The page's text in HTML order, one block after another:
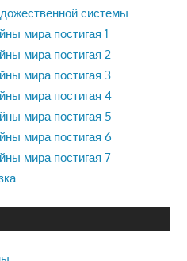
системы
мира постигая 1
мира постигая 2
мира постигая 3
мира постигая 4
мира постигая 5
мира постигая 6
мира постигая 7